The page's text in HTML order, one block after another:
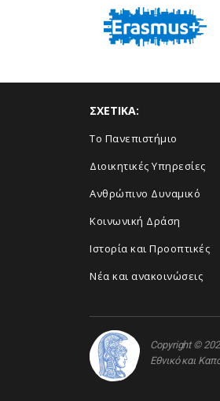
ΣΧΕΤΙΚΑ:
Το Πανεπιστήμιο
Διοικητικές Υπηρεσίες
Ανθρώπινο Δυναμικό
Κοινωνική Δράση
Ιστορία και Προοπτικές
Νέα και ανακοινώσεις
Copyright ©
Εθνικό και